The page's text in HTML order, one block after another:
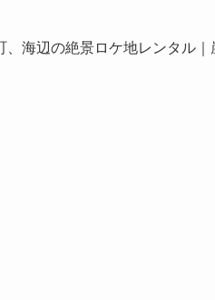
、海辺の絶景ロケ地レンタル